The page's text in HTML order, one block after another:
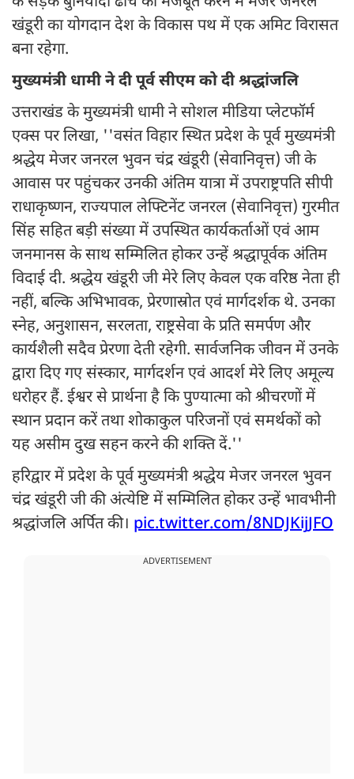
खंडूरी का योगदान देश के विकास पथ में एक अमिट विरासत
बना रहेगा.
मुख्यमंत्री धामी ने दी पूर्व सीएम को दी श्रद्धांजलि
उत्तराखंड के मुख्यमंत्री धामी ने सोशल मीडिया प्लेटफॉर्म
एक्स पर लिखा, ''वसंत विहार स्थित प्रदेश के पूर्व मुख्यमंत्री
श्रद्धेय मेजर जनरल भुवन चंद्र खंडूरी (सेवानिवृत्त) जी के
आवास पर पहुंचकर उनकी अंतिम यात्रा में उपराष्ट्रपति सीपी
राधाकृष्णन, राज्यपाल लेफ्टिनेंट जनरल (सेवानिवृत्त) गुरमीत
सिंह सहित बड़ी संख्या में उपस्थित कार्यकर्ताओं एवं आम
जनमानस के साथ सम्मिलित होकर उन्हें श्रद्धापूर्वक अंतिम
विदाई दी. श्रद्धेय खंडूरी जी मेरे लिए केवल एक वरिष्ठ नेता ही
नहीं, बल्कि अभिभावक, प्रेरणास्रोत एवं मार्गदर्शक थे. उनका
स्नेह, अनुशासन, सरलता, राष्ट्रसेवा के प्रति समर्पण और
कार्यशैली सदैव प्रेरणा देती रहेगी. सार्वजनिक जीवन में उनके
द्वारा दिए गए संस्कार, मार्गदर्शन एवं आदर्श मेरे लिए अमूल्य
धरोहर हैं. ईश्वर से प्रार्थना है कि पुण्यात्मा को श्रीचरणों में
स्थान प्रदान करें तथा शोकाकुल परिजनों एवं समर्थकों को
यह असीम दुख सहन करने की शक्ति दें.''
हरिद्वार में प्रदेश के पूर्व मुख्यमंत्री श्रद्धेय मेजर जनरल भुवन
चंद्र खंडूरी जी की अंत्येष्टि में सम्मिलित होकर उन्हें भावभीनी
श्रद्धांजलि अर्पित की। pic.twitter.com/8NDJKijJFO
ADVERTISEMENT